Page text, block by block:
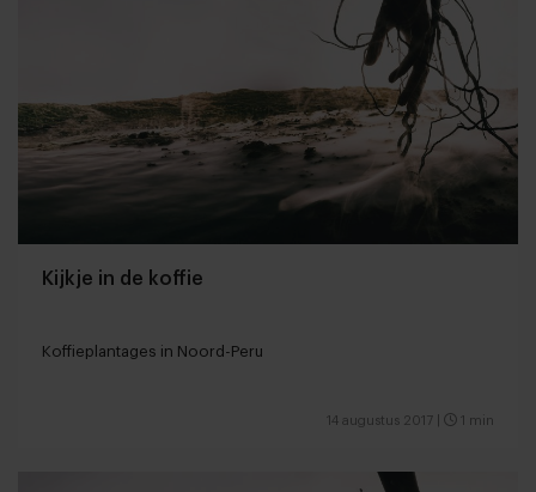
Kijkje in de koffie
Koffieplantages in Noord-Peru
14 augustus 2017 1 min